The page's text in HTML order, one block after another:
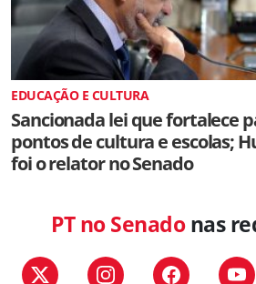
EDUCAÇÃO E CULTURA
Sancionada lei que fortalece
pontos de cultura e escolas;
foi o relator no Senado
PT no Senadonas